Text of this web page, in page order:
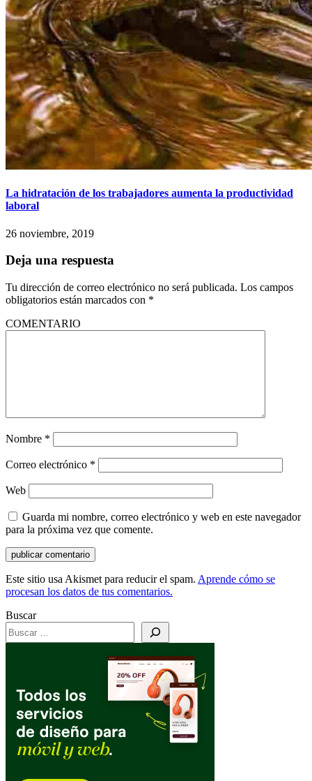
La hidratación de los trabajadores aumenta la productividad
laboral
26 noviembre, 2019
Deja una respuesta
Tu dirección de correo electrónico no será publicada. Los campos
obligatorios están marcados con *
COMENTARIO
Nombre *
Correo electrónico *
Web
Guarda mi nombre, correo electrónico y web en este navegador
para la próxima vez que comente.
Este sitio usa Akismet para reducir el spam. Aprende cómo se
procesan los datos de tus comentarios.
Buscar